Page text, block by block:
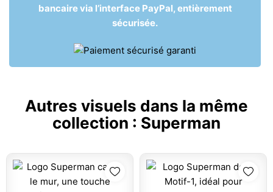
bancaire via l’interface PayPal, entièrement
sécurisée.
Autres visuels dans la même
collection : Superman